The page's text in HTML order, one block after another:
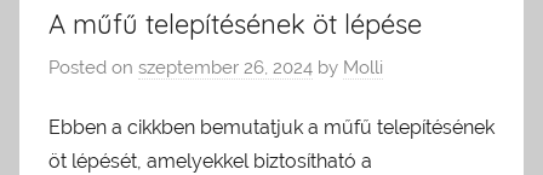
A műfű telepítésének öt lépése
Posted on szeptember 26, 2024 by Molli
Ebben a cikkben bemutatjuk a műfű telepítésének
öt lépését, amelyekkel biztosítható a